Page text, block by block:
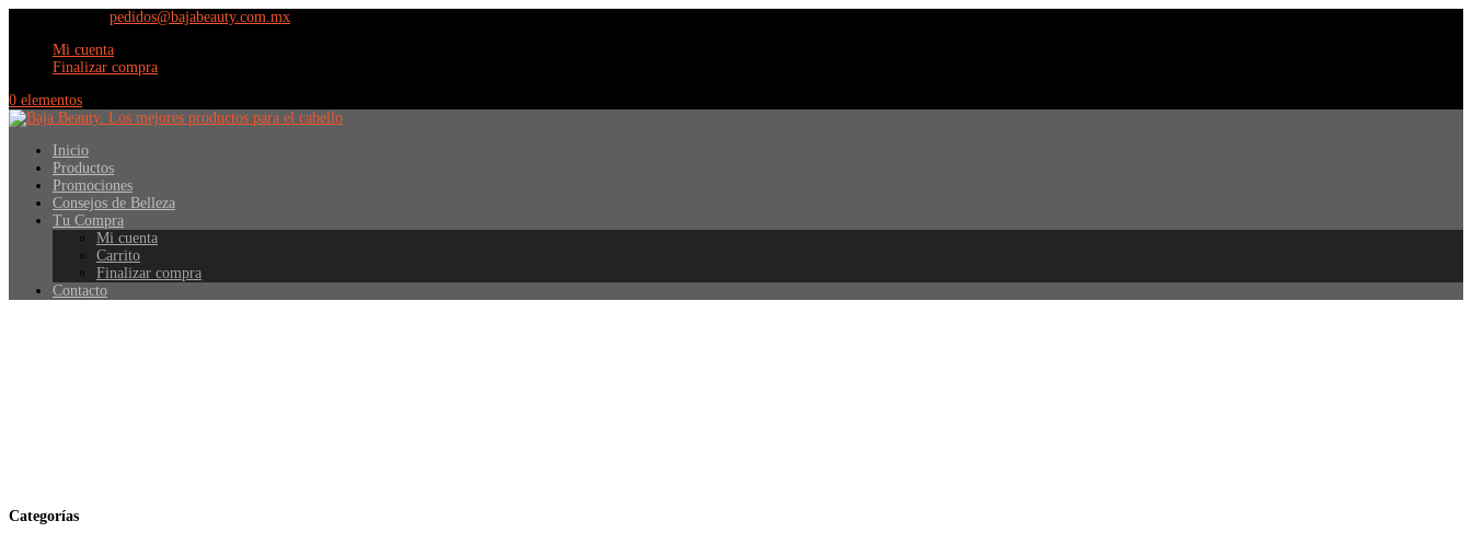
pedidos@bajabeauty.com.mx
Mi cuenta
Finalizar compra
0 elementos
Inicio
Productos
Promociones
Consejos de Belleza
Tu Compra
Mi cuenta
Carrito
Finalizar compra
Contacto
Categorías